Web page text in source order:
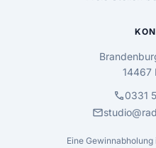
14467
call0331
mail
Eine